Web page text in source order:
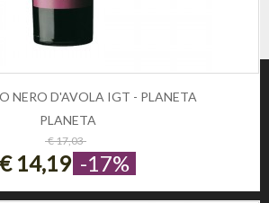
ESAURITO
NERO D'AVOLA IGT - PLANETA
PLANETA
€ 17,03
€ 14,19 -17%